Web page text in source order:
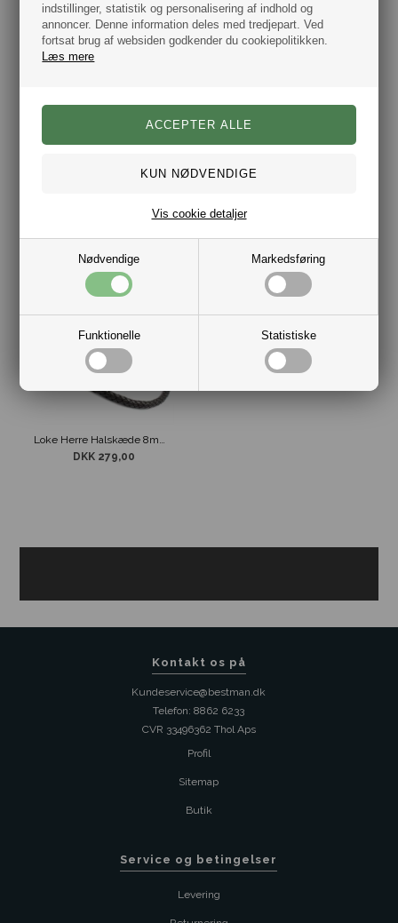
indstillinger, statistik og personalisering af indhold og
annoncer. Denne information deles med tredjepart. Ved
fortsat brug af websiden godkender du cookiepolitikken.
Læs mere
Nødvendige Markedsføring
Funktionelle Statistiske
Vis cookie detaljer
Loke Halskæde Sergio 8mm
DKK 279,00
Kontakt os på
Kundeservice@bestman.dk
Telefon: 8862 6233
CVR 33496362 Thol Aps
Profil
Sitemap
Butik
Service og betingelser
Levering